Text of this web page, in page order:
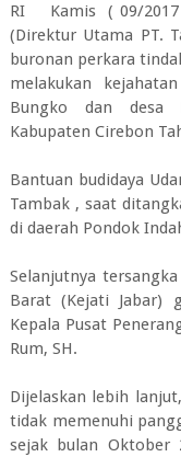
RI Kamis ( 09/2017
(Direktur Utama PT.
buronan perkara
melakukan
Bungko dan desa
Kabupaten Cirebon
Bantuan budidaya
Tambak , saat
di daerah Pondok
Selanjutnya tersangka
Barat (Kejati Jabar)
Kepala Pusat
Rum, SH.
Dijelaskan lebih
tidak memenuhi
sejak bulan Oktober